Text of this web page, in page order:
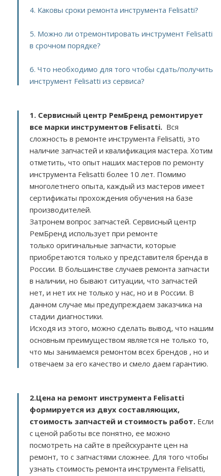
4. Каковы сроки ремонта инструмента Felisatti?
5. Можно ли отремонтировать инструмент Felisatti
в срочном порядке?
6. Что необходимо для того чтобы сдать/получить
инструмент Felisatti из сервиса?
1. Сервисный центр РемБренд ремонтирует
все марки инструментов Felisatti. Вся
сложность в ремонте инструмента Felisatti, это
наличие запчастей и квалификация мастера. Хотим
отметить, что опыт наших мастеров по ремонту
инструмента Felisatti более 10 лет. Помимо
многолетнего опыта, каждый из мастеров имеет
сертификаты прохождения обучения на базе
производителей.
Затронем вопрос запчастей. Сервисный центр
РемБренд использует при ремонте
только оригинальные запчасти, которые
приобретаются только у представителя бренда в
России. В большинстве случаев ремонта запчасти
в наличии, но бывают ситуации, что запчастей
нет, и нет их не только у нас, но и в России. В
данном случае мы предупреждаем заказчика на
стадии диагностики.
Исходя из этого, можно сделать вывод, что нашим
основным преимуществом является не только то,
что мы занимаемся ремонтом всех брендов , но и
отвечаем за его качество и смело даем гарантию.
2.Цена на ремонт инструмента Felisatti
формируется из двух составляющих,
стоимость запчастей и стоимость работ. Если
с ценой работы все понятно, ее можно
посмотреть на сайте в прейскуранте цен на
ремонт, то с запчастями сложнее. Для того чтобы
узнать стоимость ремонта инструмента Felisatti,